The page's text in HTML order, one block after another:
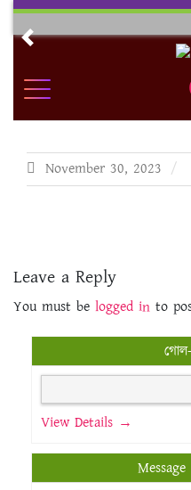
Skip
contentPrevious
November 30, 2023
Leave a Reply
You must be logged in to
View Details →